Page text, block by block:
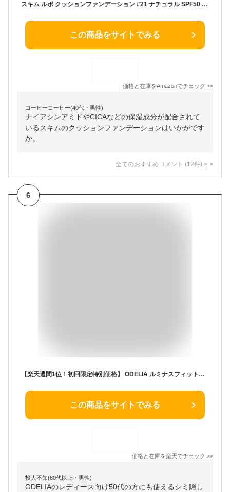
スキム ルポ クッションファンデーション #21 ナチュラル SPF50 PA+++ 韓国の流行発信地でPOP UP開催 崩れにくい 軽やかフィット 透明感 ツヤ肌 うるおい 高保湿 薄付き 敏感肌 毛穴 cica 美容針 ナイアシンアミド 1個
この商品をサイトでみる
価格と在庫をAmazonでチェック >>
コーヒーコーヒー(40代・男性)
ナイアシンアミドやCICAなどの保湿成分が配合されて
いるスキムのクッションファンデーションはいかがです
か。
全てのおすすめコメント (12件) >
6
【楽天週間1位！初回限定特別価格】 ODELIA ルミナスフィットクッションファンデーション / クッションファンデ 人気 汗に強い カバー力 保湿 乾燥 ファンデーション 30代 40代 50代 60代 オディリア シミ隠し シワ 直販正規品
この商品をサイトでみる
価格と在庫を楽天でチェック >>
投人不知(80代以上・男性)
ODELIAのレディース向け50代の方にも使えるシミ隠し